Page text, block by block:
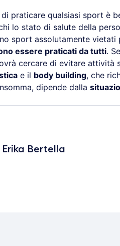
praticare qualsiasi sport è
lo stato di salute della
sport assolutamente
essere praticati da tutti.
cercare di evitare attività
e il body building, che
dipende dalla
Bertella